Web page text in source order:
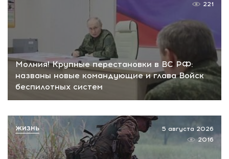
Молния! Крупные перестановки в ВС РФ:
названы новые командующие и глава Войск
беспилотных систем
221
5 августа 2026
2016
ЖИЗНЬ